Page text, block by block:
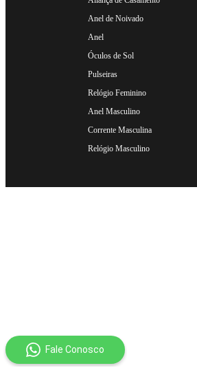
Anel de Noivado
Anel
Óculos de Sol
Pulseiras
Relógio Feminino
Anel Masculino
Corrente Masculina
Relógio Masculino